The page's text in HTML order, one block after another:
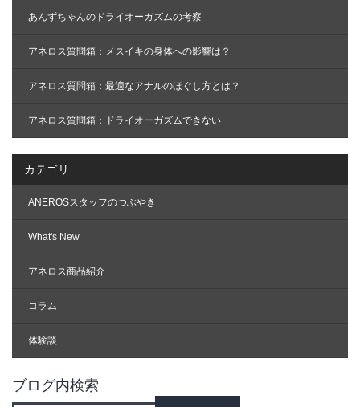
あんずちゃんのドライオーガズムの考察
アネロス質問箱：メスイキの身体への影響は？
アネロス質問箱：最適なアナルのほぐし方とは？
アネロス質問箱：ドライオーガズムできない
カテゴリ
ANEROSスタッフのつぶやき
What's New
アネロス商品紹介
コラム
体験談
ブログ内検索